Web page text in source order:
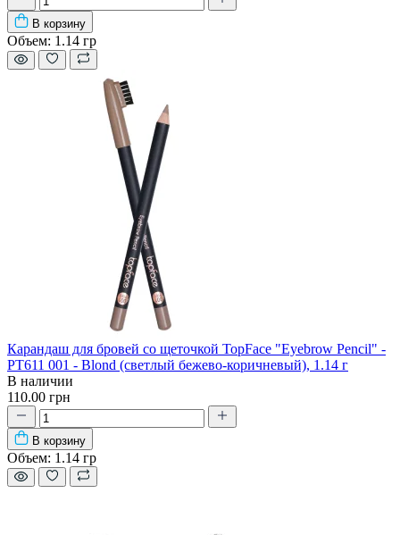
В корзину
Объем: 1.14 гр
Карандаш для бровей со щеточкой TopFace "Eyebrow Pencil" -
PT611 001 - Blond (светлый бежево-коричневый), 1.14 г
В наличии
110.00 грн
В корзину
Объем: 1.14 гр